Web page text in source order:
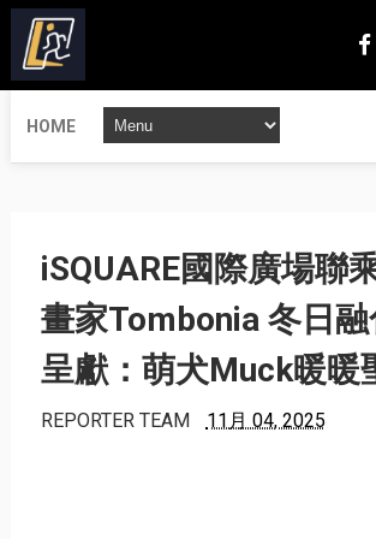
HOME
iSQUARE國際廣場聯
畫家Tombonia 冬日
呈獻：萌犬Muck暖暖
REPORTER TEAM 11月 04, 2025